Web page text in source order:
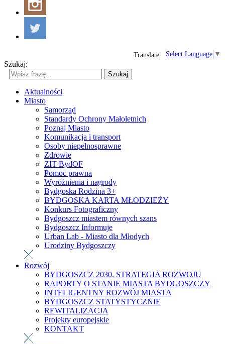
Select Language ▼
Translate:
Szukaj:
Szukaj
Aktualności
Miasto
Samorząd
Standardy Ochrony Małoletnich
Poznaj Miasto
Komunikacja i transport
Osoby niepełnosprawne
Zdrowie
ZIT BydOF
Pomoc prawna
Wyróżnienia i nagrody
Bydgoska Rodzina 3+
BYDGOSKA KARTA MŁODZIEŻY
Konkurs Fotograficzny
Bydgoszcz miastem równych szans
Bydgoszcz Informuje
Urban Lab - Miasto dla Młodych
Urodziny Bydgoszczy
Rozwój
BYDGOSZCZ 2030. STRATEGIA ROZWOJU
RAPORTY O STANIE MIASTA BYDGOSZCZY
INTELIGENTNY ROZWÓJ MIASTA
BYDGOSZCZ STATYSTYCZNIE
REWITALIZACJA
Projekty europejskie
KONTAKT